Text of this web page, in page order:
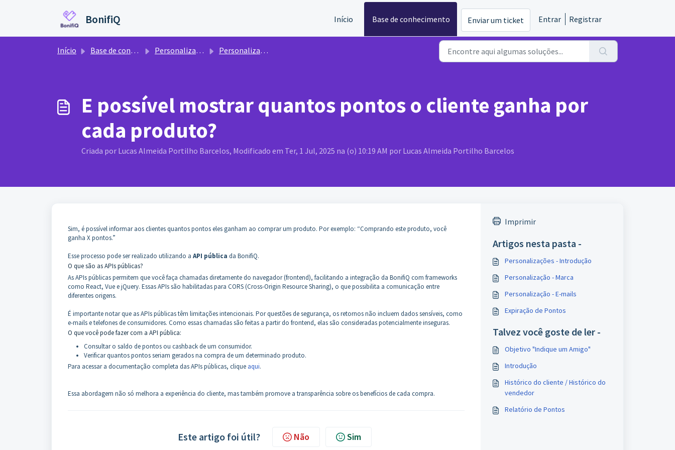
BonifiQ Início Base de conhecimento Enviar um ticket Entrar Registrar
Início Base de conhecimento Personalizações Personalizações
E possível mostrar quantos pontos o cliente ganha por
cada produto?
Criada por Lucas Almeida Portilho Barcelos, Modificado em Ter, 1 Jul, 2025 na (o) 10:19 AM por Lucas Almeida Portilho Barcelos
Sim, é possível informar aos clientes quantos pontos eles ganham ao comprar um produto. Por exemplo: “Comprando este produto, você
ganha X pontos.”
Esse processo pode ser realizado utilizando a API pública da BonifiQ.
O que são as APIs públicas?
As APIs públicas permitem que você faça chamadas diretamente do navegador (frontend), facilitando a integração da BonifiQ com frameworks
como React, Vue e jQuery. Essas APIs são habilitadas para CORS (Cross-Origin Resource Sharing), o que possibilita a comunicação entre
diferentes origens.
É importante notar que as APIs públicas têm limitações intencionais. Por questões de segurança, os retornos não incluem dados sensíveis, como
e-mails e telefones de consumidores. Como essas chamadas são feitas a partir do frontend, elas são consideradas potencialmente inseguras.
O que você pode fazer com a API pública:
Consultar o saldo de pontos ou cashback de um consumidor.
Verificar quantos pontos seriam gerados na compra de um determinado produto.
Para acessar a documentação completa das APIs públicas, clique aqui.
Essa abordagem não só melhora a experiência do cliente, mas também promove a transparência sobre os benefícios de cada compra.
Este artigo foi útil? Não Sim
Imprimir
Artigos nesta pasta -
Personalizações - Introdução
Personalização - Marca
Personalização - E-mails
Expiração de Pontos
Talvez você goste de ler -
Objetivo "Indique um Amigo"
Introdução
Histórico do cliente / Histórico do
vendedor
Relatório de Pontos